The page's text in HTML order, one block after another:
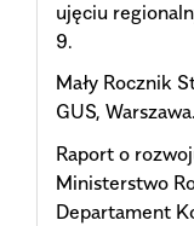
ujęciu
9.
Mały Rocznik
GUS, Warszawa.
Raport o
Ministerstwo
Departament